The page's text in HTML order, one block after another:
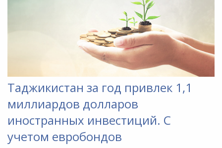
Таджикистан за год привлек 1,1
миллиардов долларов
иностранных инвестиций. С
учетом евробондов